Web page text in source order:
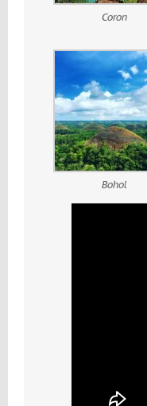
Coron
Bohol